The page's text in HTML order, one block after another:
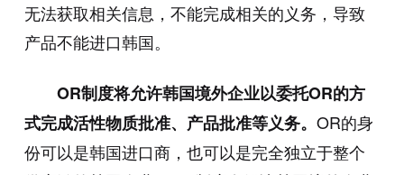
无法获取相关信息，不能完成相关的义务，导致
产品不能进口韩国。
OR制度将允许韩国境外企业以委托OR的方
式完成活性物质批准、产品批准等义务。 OR的身
份可以是韩国进口商，也可以是完全独立于整个